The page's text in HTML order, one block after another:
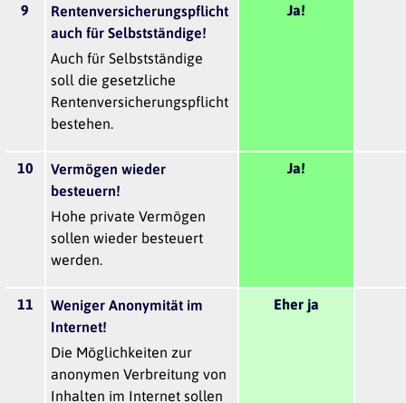
9
Rentenversicherungspflicht
auch für Selbstständige!
Auch für Selbstständige
soll die gesetzliche
Rentenversicherungspflicht
bestehen.
Ja!
10
Vermögen wieder
besteuern!
Hohe private Vermögen
sollen wieder besteuert
werden.
Ja!
11
Weniger Anonymität im
Internet!
Die Möglichkeiten zur
anonymen Verbreitung von
Inhalten im Internet sollen
Eher ja